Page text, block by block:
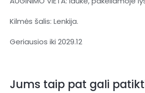
Kilmės šalis: Lenkija.
Geriausios iki 2029.12
Jums taip pat gali